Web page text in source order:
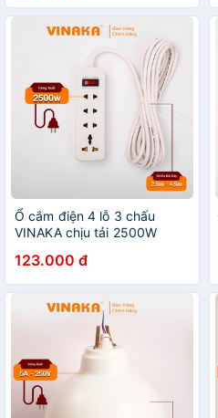
Ổ cắm điện 4 lỗ 3 chấu
VINAKA chịu tải 2500W
E4T
123.000 đ